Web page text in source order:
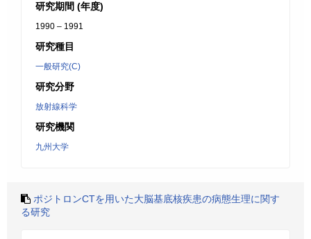
研究期間 (年度)
1990 – 1991
研究種目
一般研究(C)
研究分野
放射線科学
研究機関
九州大学
ポジトロンCTを用いた大脳基底核疾患の病態生理に関す
る研究